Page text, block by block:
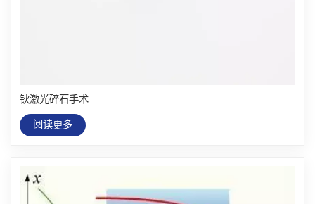
钬激光碎石手术
阅读更多